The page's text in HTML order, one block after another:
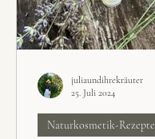
Naturkosmetik-Rezepte
juliaundihrekräuter
25. Juli 2024